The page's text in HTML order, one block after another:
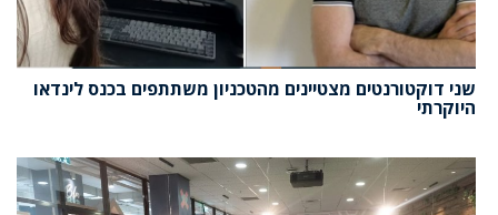
שני דוקטורנטים מצטיינים מהטכניון משתתפים בכנס לינדאו
היוקרתי